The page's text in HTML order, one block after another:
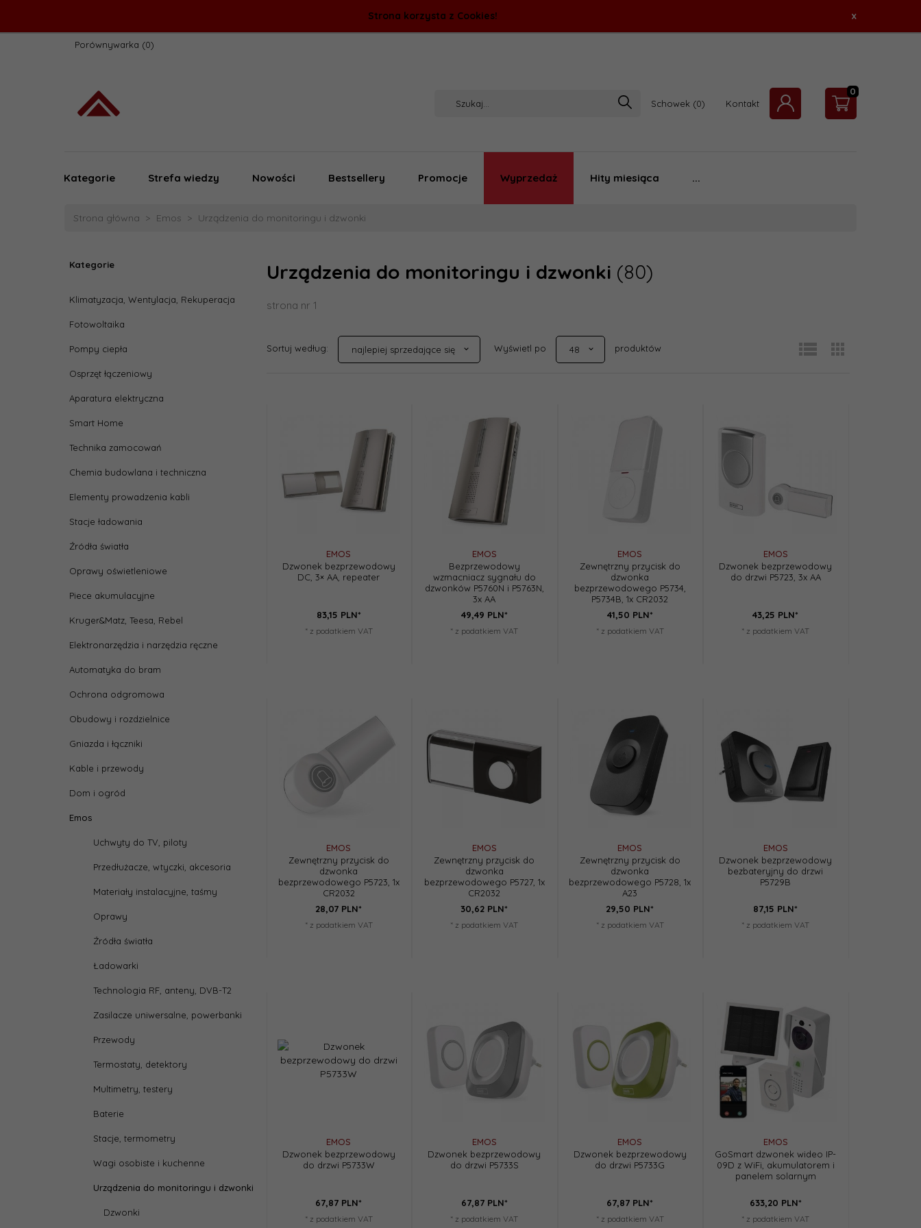
Strona korzysta z Cookies! x
Porównywarka
Schowek Kontakt
0
Kategorie Strefa wiedzy Nowości Bestsellery Promocje Wyprzedaż Hity miesiąca ...
Strona główna Emos Urządzenia do monitoringu i dzwonki
Kategorie
Klimatyzacja, Wentylacja, Rekuperacja
Fotowoltaika
Pompy ciepła
Osprzęt łączeniowy
Aparatura elektryczna
Smart Home
Technika zamocowań
Chemia budowlana i techniczna
Elementy prowadzenia kabli
Stacje ładowania
Źródła światła
Oprawy oświetleniowe
Piece akumulacyjne
Kruger&Matz, Teesa, Rebel
Elektronarzędzia i narzędzia ręczne
Automatyka do bram
Ochrona odgromowa
Obudowy i rozdzielnice
Gniazda i łączniki
Kable i przewody
Dom i ogród
Emos
Uchwyty do TV, piloty
Przedłużacze, wtyczki, akcesoria
Materiały instalacyjne, taśmy
Oprawy
Źródła światła
Ładowarki
Technologia RF, anteny, DVB-T2
Zasilacze uniwersalne, powerbanki
Przewody
Termostaty, detektory
Multimetry, testery
Baterie
Stacje, termometry
Wagi osobiste i kuchenne
Urządzenia do monitoringu i dzwonki
Dzwonki
Urządzenia do monitoringu i dzwonki (80)
strona nr 1
Sortuj według:
sort
najlepiej sprzedające się
Wyświetl po
pop
48
produktów
EMOS
Dzwonek bezprzewodowy
DC, 3× AA, repeater
83,15 PLN*
* z podatkiem VAT
EMOS
Bezprzewodowy
wzmacniacz sygnału do
dzwonków P5760N i P5763N,
3x AA
49,49 PLN*
* z podatkiem VAT
EMOS
Zewnętrzny przycisk do
dzwonka
bezprzewodowego P5734,
P5734B, 1x CR2032
41,50 PLN*
* z podatkiem VAT
EMOS
Dzwonek bezprzewodowy
do drzwi P5723, 3x AA
43,25 PLN*
* z podatkiem VAT
EMOS
Zewnętrzny przycisk do
dzwonka
bezprzewodowego P5723, 1x
CR2032
28,07 PLN*
* z podatkiem VAT
EMOS
Zewnętrzny przycisk do
dzwonka
bezprzewodowego P5727, 1x
CR2032
30,62 PLN*
* z podatkiem VAT
EMOS
Zewnętrzny przycisk do
dzwonka
bezprzewodowego P5728, 1x
A23
29,50 PLN*
* z podatkiem VAT
EMOS
Dzwonek bezprzewodowy
bezbateryjny do drzwi
P5729B
87,15 PLN*
* z podatkiem VAT
EMOS
Dzwonek bezprzewodowy
do drzwi P5733W
67,87 PLN*
* z podatkiem VAT
EMOS
Dzwonek bezprzewodowy
do drzwi P5733S
67,87 PLN*
* z podatkiem VAT
EMOS
Dzwonek bezprzewodowy
do drzwi P5733G
67,87 PLN*
* z podatkiem VAT
EMOS
GoSmart dzwonek wideo IP-
09D z WiFi, akumulatorem i
panelem solarnym
633,20 PLN*
* z podatkiem VAT